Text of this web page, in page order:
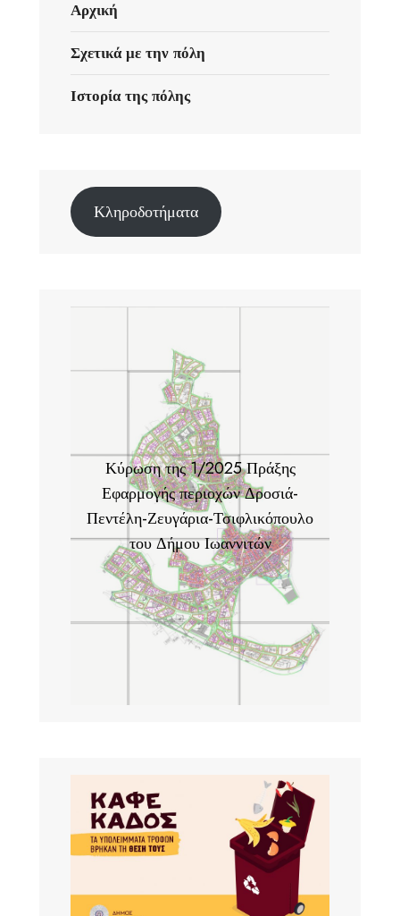
Αρχική
Σχετικά με την πόλη
Ιστορία της πόλης
Κληροδοτήματα
Κύρωση της 1/2025 Πράξης
Εφαρμογής περιοχών Δροσιά-
Πεντέλη-Ζευγάρια-Τσιφλικόπουλο
του Δήμου Ιωαννιτών